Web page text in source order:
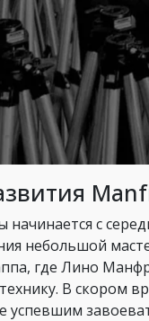
с
небольшой
где Лино
В скором
успевшим